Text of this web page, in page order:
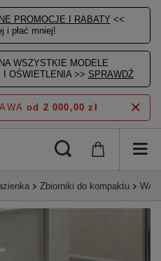
PROMOCJE I RABATY <<
i płać mniej!
WSZYSTKIE MODELE
OŚWIETLENIA >> SPRAWDŹ
od 2 000,00 zł
Zbiorniki do kompaktu